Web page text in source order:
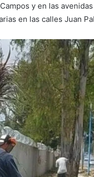
y en las
en las calles Juan